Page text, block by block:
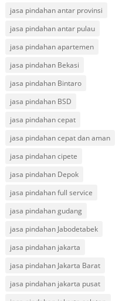
jasa pindahan antar provinsi
jasa pindahan antar pulau
jasa pindahan apartemen
jasa pindahan Bekasi
jasa pindahan Bintaro
jasa pindahan BSD
jasa pindahan cepat
jasa pindahan cepat dan aman
jasa pindahan cipete
jasa pindahan Depok
jasa pindahan full service
jasa pindahan gudang
jasa pindahan Jabodetabek
jasa pindahan jakarta
jasa pindahan Jakarta Barat
jasa pindahan jakarta pusat